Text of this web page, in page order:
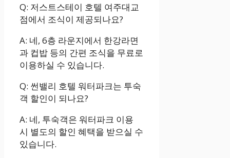
Q: 저스트스테이 호텔 여주대교
점에서 조식이 제공되나요?
A: 네, 6층 라운지에서 한강라면
과 컵밥 등의 간편 조식을 무료로
이용하실 수 있습니다.
Q: 썬밸리 호텔 워터파크는 투숙
객 할인이 되나요?
A: 네, 투숙객은 워터파크 이용
시 별도의 할인 혜택을 받으실 수
있습니다.